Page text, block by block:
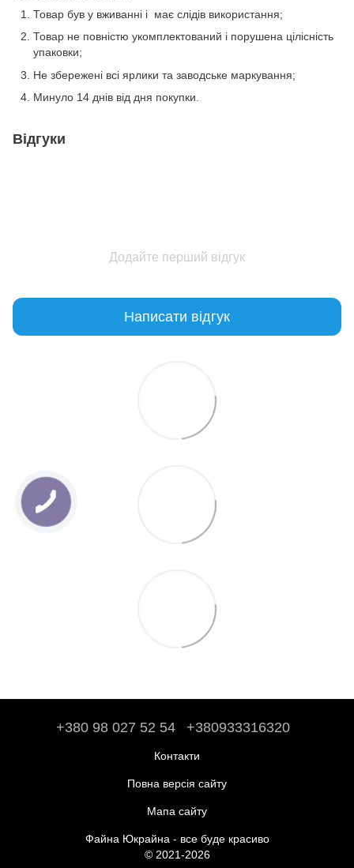
Товар був у вживанні і має слідів використання;
Товар не повністю укомплектований і порушена цілісність
упаковки;
Не збережені всі ярлики та заводське маркування;
Минуло 14 днів від дня покупки.
Відгуки
Додайте перший відгук
Написати відгук
+380 98 027 52 54 +380933316320
Контакти
Повна версія сайту
Мапа сайту
Файна Юкрайна - все буде красиво
© 2021-2026